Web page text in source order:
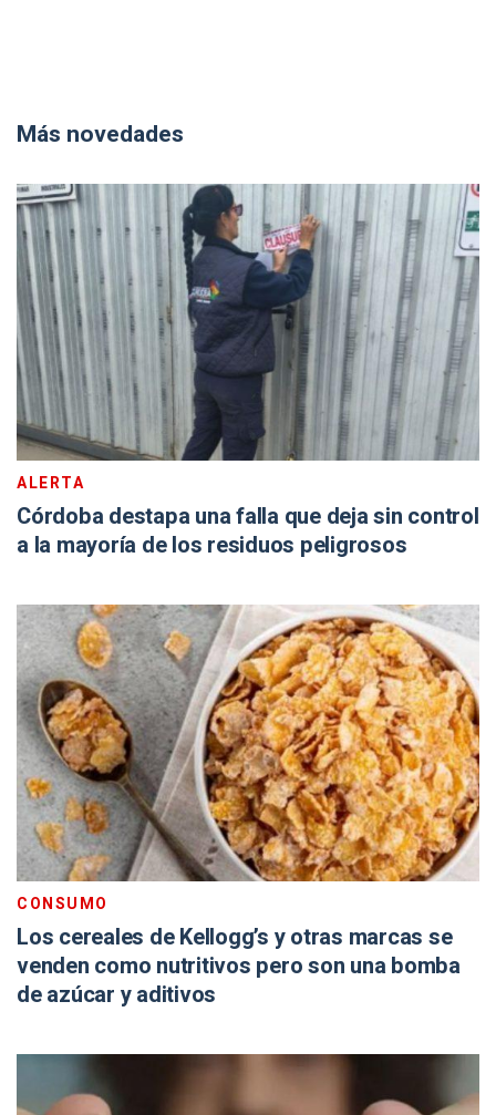
Más novedades
ALERTA
Córdoba destapa una falla que deja sin control
a la mayoría de los residuos peligrosos
CONSUMO
Los cereales de Kellogg’s y otras marcas se
venden como nutritivos pero son una bomba
de azúcar y aditivos